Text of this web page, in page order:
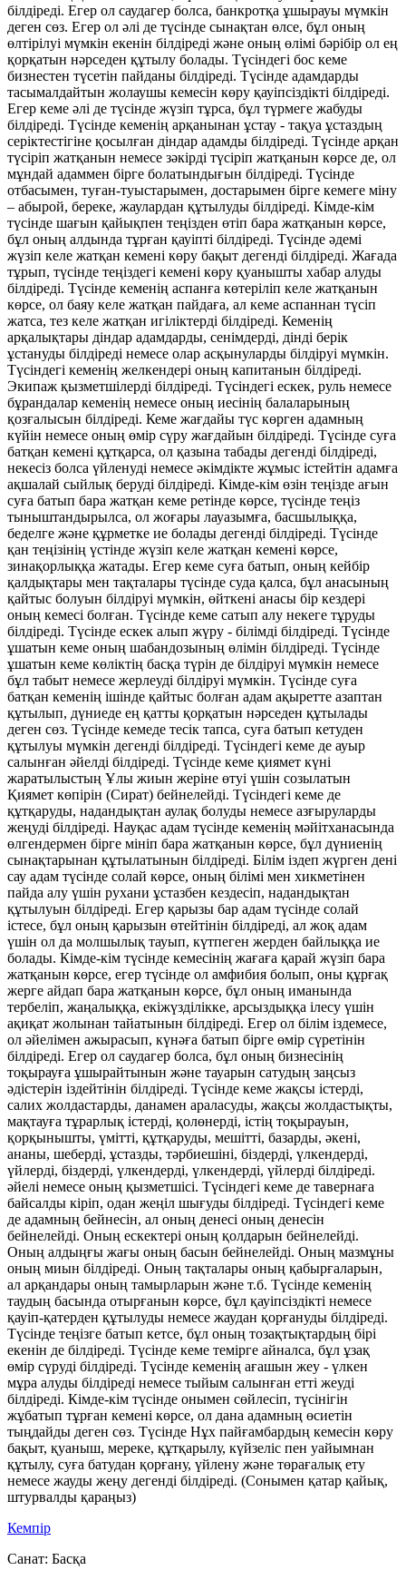
білдіреді. Егер ол саудагер болса, банкротқа ұшырауы мүмкін
деген сөз. Егер ол әлі де түсінде сынақтан өлсе, бұл оның
өлтірілуі мүмкін екенін білдіреді және оның өлімі бәрібір ол ең
қорқатын нәрседен құтылу болады. Түсіндегі бос кеме
бизнестен түсетін пайданы білдіреді. Түсінде адамдарды
тасымалдайтын жолаушы кемесін көру қауіпсіздікті білдіреді.
Егер кеме әлі де түсінде жүзіп тұрса, бұл түрмеге жабуды
білдіреді. Түсінде кеменің арқанынан ұстау - тақуа ұстаздың
серіктестігіне қосылған діндар адамды білдіреді. Түсінде арқан
түсіріп жатқанын немесе зәкірді түсіріп жатқанын көрсе де, ол
мұндай адаммен бірге болатындығын білдіреді. Түсінде
отбасымен, туған-туыстарымен, достарымен бірге кемеге міну
– абырой, береке, жаулардан құтылуды білдіреді. Кімде-кім
түсінде шағын қайықпен теңізден өтіп бара жатқанын көрсе,
бұл оның алдында тұрған қауіпті білдіреді. Түсінде әдемі
жүзіп келе жатқан кемені көру бақыт дегенді білдіреді. Жағада
тұрып, түсінде теңіздегі кемені көру қуанышты хабар алуды
білдіреді. Түсінде кеменің аспанға көтеріліп келе жатқанын
көрсе, ол баяу келе жатқан пайдаға, ал кеме аспаннан түсіп
жатса, тез келе жатқан игіліктерді білдіреді. Кеменің
арқалықтары діндар адамдарды, сенімдерді, дінді берік
ұстануды білдіреді немесе олар асқынуларды білдіруі мүмкін.
Түсіндегі кеменің желкендері оның капитанын білдіреді.
Экипаж қызметшілерді білдіреді. Түсіндегі ескек, руль немесе
бұрандалар кеменің немесе оның иесінің балаларының
қозғалысын білдіреді. Кеме жағдайы түс көрген адамның
күйін немесе оның өмір сүру жағдайын білдіреді. Түсінде суға
батқан кемені құтқарса, ол қазына табады дегенді білдіреді,
некесіз болса үйленуді немесе әкімдікте жұмыс істейтін адамға
ақшалай сыйлық беруді білдіреді. Кімде-кім өзін теңізде ағын
суға батып бара жатқан кеме ретінде көрсе, түсінде теңіз
тыныштандырылса, ол жоғары лауазымға, басшылыққа,
беделге және құрметке ие болады дегенді білдіреді. Түсінде
қан теңізінің үстінде жүзіп келе жатқан кемені көрсе,
зинақорлыққа жатады. Егер кеме суға батып, оның кейбір
қалдықтары мен тақталары түсінде суда қалса, бұл анасының
қайтыс болуын білдіруі мүмкін, өйткені анасы бір кездері
оның кемесі болған. Түсінде кеме сатып алу некеге тұруды
білдіреді. Түсінде ескек алып жүру - білімді білдіреді. Түсінде
ұшатын кеме оның шабандозының өлімін білдіреді. Түсінде
ұшатын кеме көліктің басқа түрін де білдіруі мүмкін немесе
бұл табыт немесе жерлеуді білдіруі мүмкін. Түсінде суға
батқан кеменің ішінде қайтыс болған адам ақыретте азаптан
құтылып, дүниеде ең қатты қорқатын нәрседен құтылады
деген сөз. Түсінде кемеде тесік тапса, суға батып кетуден
құтылуы мүмкін дегенді білдіреді. Түсіндегі кеме де ауыр
салынған әйелді білдіреді. Түсінде кеме қиямет күні
жаратылыстың Ұлы жиын жеріне өтуі үшін созылатын
Қиямет көпірін (Сират) бейнелейді. Түсіндегі кеме де
құтқаруды, надандықтан аулақ болуды немесе азғыруларды
жеңуді білдіреді. Науқас адам түсінде кеменің мәйітханасында
өлгендермен бірге мініп бара жатқанын көрсе, бұл дүниенің
сынақтарынан құтылатынын білдіреді. Білім іздеп жүрген дені
сау адам түсінде солай көрсе, оның білімі мен хикметінен
пайда алу үшін рухани ұстазбен кездесіп, надандықтан
құтылуын білдіреді. Егер қарызы бар адам түсінде солай
істесе, бұл оның қарызын өтейтінін білдіреді, ал жоқ адам
үшін ол да молшылық тауып, күтпеген жерден байлыққа ие
болады. Кімде-кім түсінде кемесінің жағаға қарай жүзіп бара
жатқанын көрсе, егер түсінде ол амфибия болып, оны құрғақ
жерге айдап бара жатқанын көрсе, бұл оның иманында
тербеліп, жаңалыққа, екіжүзділікке, арсыздыққа ілесу үшін
ақиқат жолынан тайатынын білдіреді. Егер ол білім іздемесе,
ол әйелімен ажырасып, күнәға батып бірге өмір сүретінін
білдіреді. Егер ол саудагер болса, бұл оның бизнесінің
тоқырауға ұшырайтынын және тауарын сатудың заңсыз
әдістерін іздейтінін білдіреді. Түсінде кеме жақсы істерді,
салих жолдастарды, данамен араласуды, жақсы жолдастықты,
мақтауға тұрарлық істерді, қолөнерді, істің тоқырауын,
қорқынышты, үмітті, құтқаруды, мешітті, базарды, әкені,
ананы, шеберді, ұстазды, тәрбиешіні, біздерді, үлкендерді,
үйлерді, біздерді, үлкендерді, үлкендерді, үйлерді білдіреді.
әйелі немесе оның қызметшісі. Түсіндегі кеме де тавернаға
байсалды кіріп, одан жеңіл шығуды білдіреді. Түсіндегі кеме
де адамның бейнесін, ал оның денесі оның денесін
бейнелейді. Оның ескектері оның қолдарын бейнелейді.
Оның алдыңғы жағы оның басын бейнелейді. Оның мазмұны
оның миын білдіреді. Оның тақталары оның қабырғаларын,
ал арқандары оның тамырларын және т.б. Түсінде кеменің
таудың басында отырғанын көрсе, бұл қауіпсіздікті немесе
қауіп-қатерден құтылуды немесе жаудан қорғануды білдіреді.
Түсінде теңізге батып кетсе, бұл оның тозақтықтардың бірі
екенін де білдіреді. Түсінде кеме темірге айналса, бұл ұзақ
өмір сүруді білдіреді. Түсінде кеменің ағашын жеу - үлкен
мұра алуды білдіреді немесе тыйым салынған етті жеуді
білдіреді. Кімде-кім түсінде онымен сөйлесіп, түсінігін
жұбатып тұрған кемені көрсе, ол дана адамның өсиетін
тыңдайды деген сөз. Түсінде Нұх пайғамбардың кемесін көру
бақыт, қуаныш, мереке, құтқарылу, күйзеліс пен уайымнан
құтылу, суға батудан қорғану, үйлену және төрағалық ету
немесе жауды жеңу дегенді білдіреді. (Сонымен қатар қайық,
штурвалды қараңыз)
Кемпір
Санат: Басқа